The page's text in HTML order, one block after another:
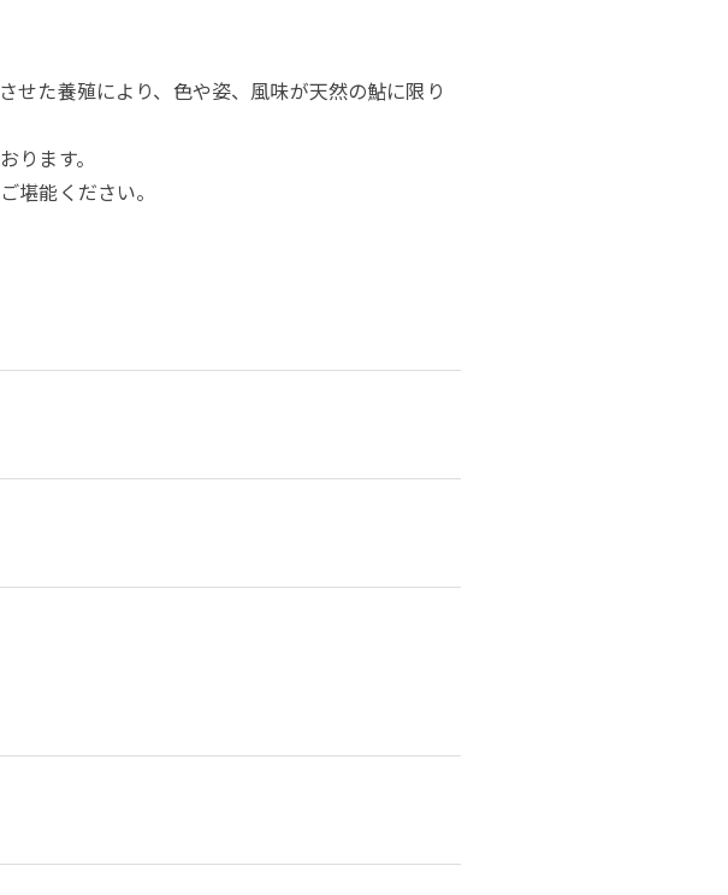
せた養殖により、色や姿、風味が天然の鮎に限り
ります。
堪能ください。